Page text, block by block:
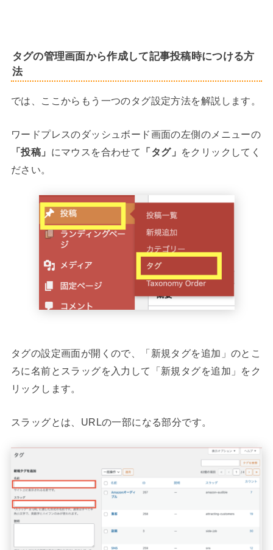
タグの管理画面から作成して記事投稿時につける方
法
では、ここからもう一つのタグ設定方法を解説します。
ワードプレスのダッシュボード画面の左側のメニューの
「投稿」 にマウスを合わせて 「タグ」
をクリックしてく
ださい。
タグの設定画面が開くので、「新規タグを追加」のとこ
ろに名前とスラッグを入力して「新規タグを追加」をク
リックします。
スラッグとは、URLの一部になる部分です。